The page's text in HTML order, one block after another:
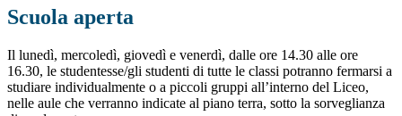
Scuola aperta
Il lunedì, mercoledì, giovedì e venerdì, dalle ore 14.30 alle ore
16.30, le studentesse/gli studenti di tutte le classi potranno fermarsi a
studiare individualmente o a piccoli gruppi all’interno del Liceo,
nelle aule che verranno indicate al piano terra, sotto la sorveglianza